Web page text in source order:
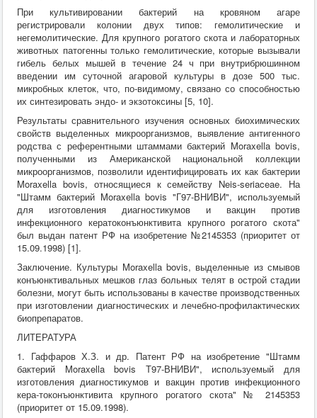
При культивировании бактерий на кровяном агаре
регистрировали колонии двух типов: гемолитические и
негемолитические. Для крупного рогатого скота и лабораторных
животных патогенны только гемолитические, которые вызывали
гибель белых мышей в течение 24 ч при внутрибрюшинном
введении им суточной агаровой культуры в дозе 500 тыс.
микробных клеток, что, по-видимому, связано со способностью
их синтезировать эндо- и экзотоксины [5, 10].
Результаты сравнительного изучения основных биохимических
свойств выделенных микроорганизмов, выявление антигенного
родства с референтными штаммами бактерий Moraxella bovis,
полученными из Американской национальной коллекции
микроорганизмов, позволили идентифицировать их как бактерии
Moraxella bovis, относящиеся к семейству Neis-seriaceae. На
"Штамм бактерий Moraxella bovis "Г97-ВНИВИ", используемый
для изготовления диагностикумов и вакцин против
инфекционного кератоконъюнктивита крупного рогатого скота"
был выдан патент РФ на изобретение №2145353 (приоритет от
15.09.1998) [1].
Заключение. Культуры Moraxella bovis, выделенные из смывов
конъюнктивальных мешков глаз больных телят в острой стадии
болезни, могут быть использованы в качестве производственных
при изготовлении диагностических и лечебно-профилактических
биопрепаратов.
ЛИТЕРАТУРА
1. Гаффаров Х.З. и др. Патент РФ на изобретение "Штамм
бактерий Moraxella bovis Т97-ВНИВИ", используемый для
изготовления диагностикумов и вакцин против инфекционного
кера-токонъюнктивита крупного рогатого скота" № 2145353
(приоритет от 15.09.1998).